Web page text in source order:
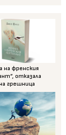
на френския
отказала
грешница